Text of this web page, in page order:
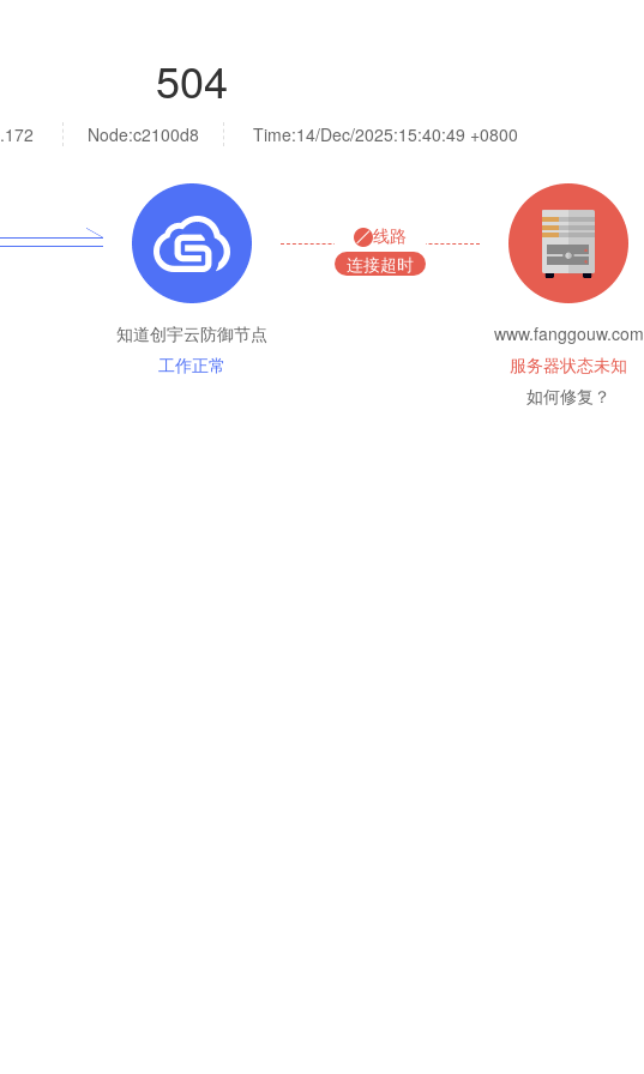
504
Node:c2100d8 Time:14/Dec/2025:15:40:49 +0800
知道创宇云防御节点
工作正常
线路
连接超时
www.fanggouw.com
服务器状态未知
如何修复？